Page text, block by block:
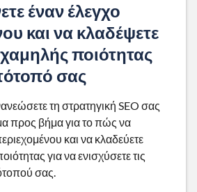
έναν έλεγχο
και να κλαδέψετε
χαμηλής ποιότητας
σας
τη στρατηγική SEO σας
προς βήμα για το πώς να
και να κλαδεύετε
για να ενισχύσετε τις
σας.